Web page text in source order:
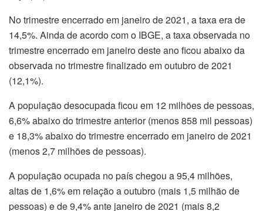
No trimestre encerrado em janeiro de 2021, a taxa era de
14,5%. Ainda de acordo com o IBGE, a taxa observada no
trimestre encerrado em janeiro deste ano ficou abaixo da
observada no trimestre finalizado em outubro de 2021
(12,1%).
A população desocupada ficou em 12 milhões de pessoas,
6,6% abaixo do trimestre anterior (menos 858 mil pessoas)
e 18,3% abaixo do trimestre encerrado em janeiro de 2021
(menos 2,7 milhões de pessoas).
A população ocupada no país chegou a 95,4 milhões,
altas de 1,6% em relação a outubro (mais 1,5 milhão de
pessoas) e de 9,4% ante janeiro de 2021 (mais 8,2